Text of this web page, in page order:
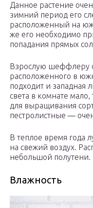
Данное растение
зимний период его
расположенный на
же его необходимо
попадания прямых
Взрослую шеффлеру
расположенного в
подходит и западная
света в комнате
для выращивания
пестролистные ―
В теплое время года
на свежий воздух.
небольшой полутени.
Влажность